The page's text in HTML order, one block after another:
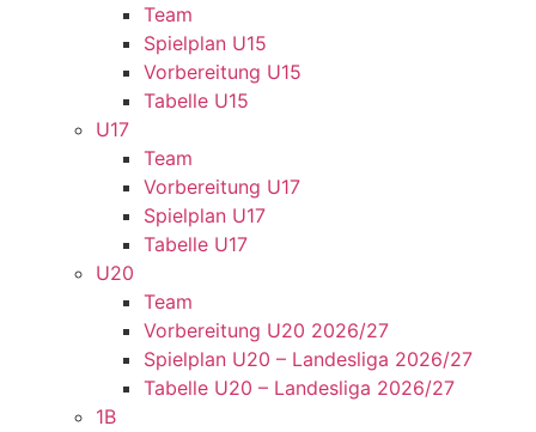
Team
Spielplan U15
Vorbereitung U15
Tabelle U15
U17
Team
Vorbereitung U17
Spielplan U17
Tabelle U17
U20
Team
Vorbereitung U20 2026/27
Spielplan U20 – Landesliga 2026/27
Tabelle U20 – Landesliga 2026/27
1B